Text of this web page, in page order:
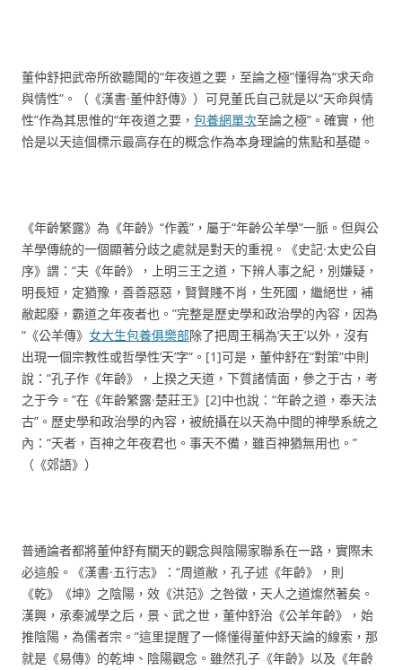
董仲舒把武帝所欲聽聞的“年夜道之要，至論之極”懂得為“求天命
與情性”。（《漢書·董仲舒傳》）可見董氏自己就是以“天命與情
性”作為其思惟的“年夜道之要， 包養網單次至論之極”。確實，他
恰是以天這個標示最高存在的概念作為本身理論的焦點和基礎。
《年齡繁露》為《年齡》“作義”，屬于“年齡公羊學”一脈。但與公
羊學傳統的一個顯著分歧之處就是對天的重視。《史記·太史公自
序》謂：“夫《年齡》，上明三王之道，下辨人事之紀，別嫌疑，
明長短，定猶豫，善善惡惡，賢賢賤不肖，生死國，繼絕世，補
敝起廢，霸道之年夜者也。”完整是歷史學和政治學的內容，因為
“《公羊傳》 女大生包養俱樂部除了把周王稱為‘天王’以外，沒有
出現一個宗教性或哲學性‘天’字”。[1]可是，董仲舒在“對策”中則
說：“孔子作《年齡》，上揆之天道，下質諸情面，參之于古，考
之于今。”在《年齡繁露·楚莊王》[2]中也說：“年齡之道，奉天法
古”。歷史學和政治學的內容，被統攝在以天為中間的神學系統之
內：“天者，百神之年夜君也。事天不備，雖百神猶無用也。”
（《郊語》）
普通論者都將董仲舒有關天的觀念與陰陽家聯系在一路，實際未
必這般。《漢書·五行志》：“周道敝，孔子述《年齡》，則
《乾》《坤》之陰陽，效《洪范》之咎徵，天人之道燦然著矣。
漢興，承秦滅學之后，景、武之世，董仲舒治《公羊年齡》，始
推陰陽，為儒者宗。”這里提醒了一條懂得董仲舒天論的線索，那
就是《易傳》的乾坤、陰陽觀念。雖然孔子《年齡》以及《年齡